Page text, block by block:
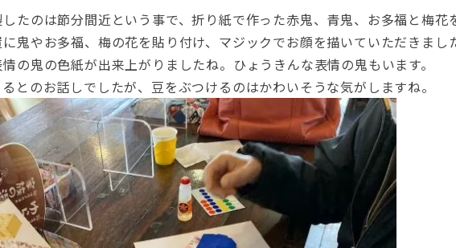
たのは節分間近という事で、折り紙で作った赤鬼、青鬼、お多福と梅花
鬼やお多福、梅の花を貼り付け、マジックでお顔を描いていただきまし
の鬼の色紙が出来上がりましたね。ひょうきんな表情の鬼もいます。
とのお話しでしたが、豆をぶつけるのはかわいそうな気がしますね。